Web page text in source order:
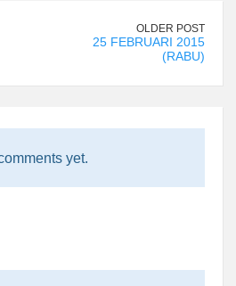
OLDER POST
25 FEBRUARI 2015
(RABU)
yet.